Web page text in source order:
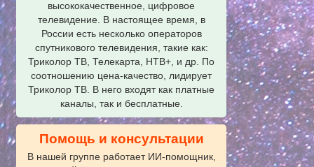
высококачественное, цифровое
телевидение. В настоящее время, в
России есть несколько операторов
спутникового телевидения, такие как:
Триколор ТВ, Телекарта, НТВ+, и др. По
соотношению цена-качество, лидирует
Триколор ТВ. В него входят как платные
каналы, так и бесплатные.
Помощь и консультации
В нашей группе работает ИИ‑помощник,